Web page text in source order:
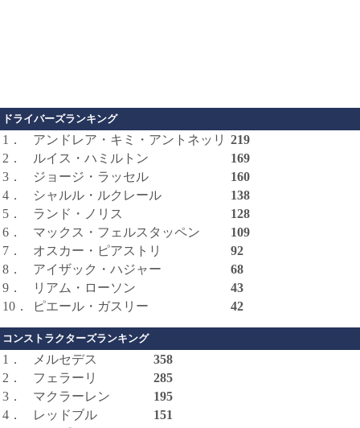
ドライバーズランキング
1． アンドレア・キミ・アントネッリ 219
2．
ルイス・ハミルトン
169
3．
ジョージ・ラッセル
160
4．
シャルル・ルクレール
138
5．
ランド・ノリス
128
6．
マックス・フェルスタッペン
109
7．
オスカー・ピアストリ
92
8．
アイザック・ハジャー
68
9．
リアム・ローソン
43
10．
ピエール・ガスリー 42
コンストラクターズランキング
1． メルセデス
358
2．
フェラーリ
285
3．
マクラーレン
195
4．
レッドブル
151